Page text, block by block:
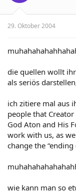
29. Oktober 2004
die quellen wollt
als seriös
ich zitiere mal aus
people that
God Aton and His
work with us, as
change the “ending
wie kann man so